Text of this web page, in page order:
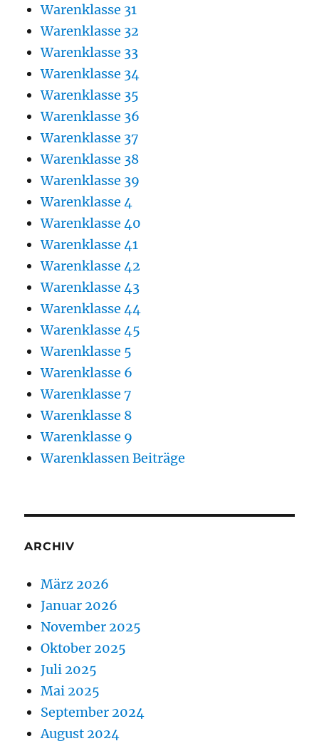
Warenklasse 31
Warenklasse 32
Warenklasse 33
Warenklasse 34
Warenklasse 35
Warenklasse 36
Warenklasse 37
Warenklasse 38
Warenklasse 39
Warenklasse 4
Warenklasse 40
Warenklasse 41
Warenklasse 42
Warenklasse 43
Warenklasse 44
Warenklasse 45
Warenklasse 5
Warenklasse 6
Warenklasse 7
Warenklasse 8
Warenklasse 9
Warenklassen Beiträge
ARCHIV
März 2026
Januar 2026
November 2025
Oktober 2025
Juli 2025
Mai 2025
September 2024
August 2024